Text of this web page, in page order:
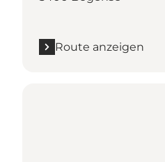
Route anzeigen